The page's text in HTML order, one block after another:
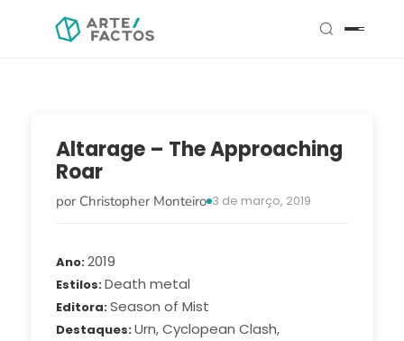
Altarage – The Approaching
Roar
por Christopher Monteiro 3 de março, 2019
Ano 2019
Estilos Death metal
Editora Season of Mist
Destaques Urn, Cyclopean Clash,